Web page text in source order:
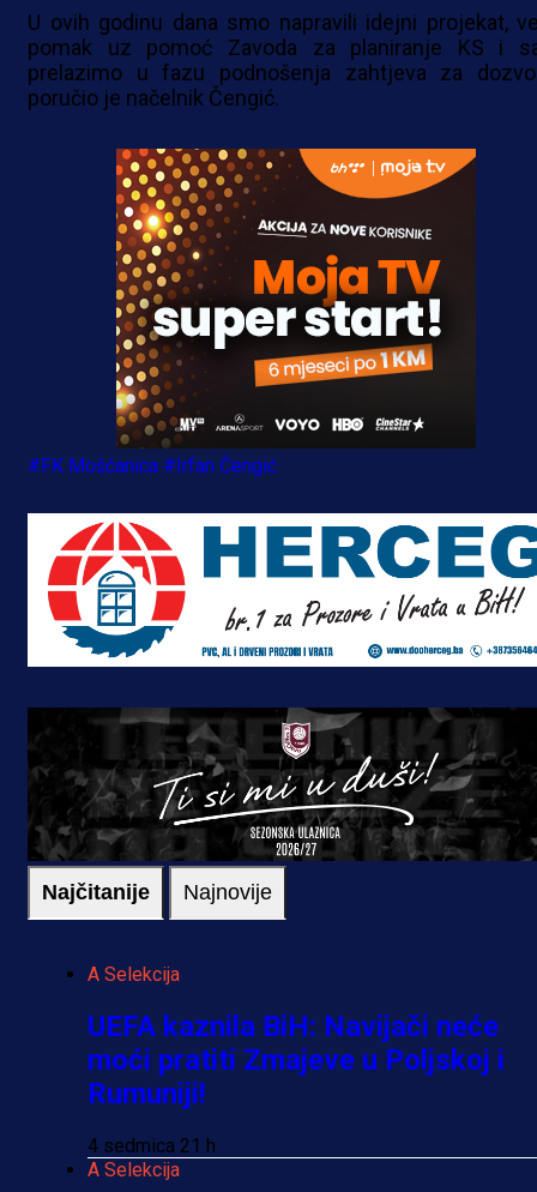
U ovih godinu dana smo napravili idejni projekat,
pomak uz pomoć Zavoda za planiranje KS i
prelazimo u fazu podnošenja zahtjeva za
poručio je načelnik Čengić.
#FK Mošćanica #Irfan Čengić
Najčitanije Najnovije
A Selekcija
UEFA kaznila BiH: Navijači neće
moći pratiti Zmajeve u Poljskoj i
Rumuniji!
4 sedmica 21 h
A Selekcija